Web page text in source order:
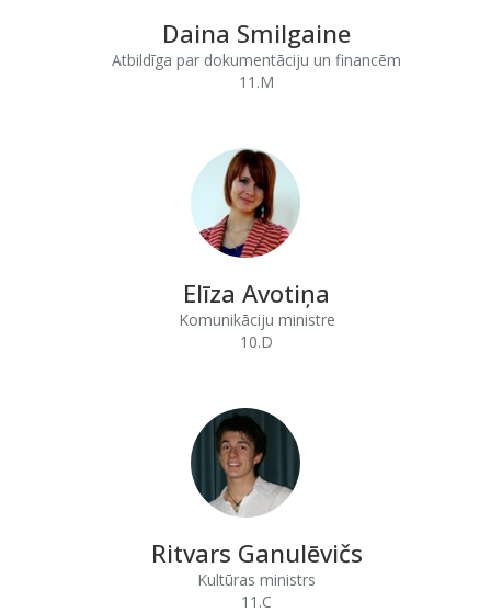
Daina Smilgaine
Atbildīga par dokumentāciju un financēm
11.M
Elīza Avotiņa
Komunikāciju ministre
10.D
Ritvars Ganulēvičs
Kultūras ministrs
11.C